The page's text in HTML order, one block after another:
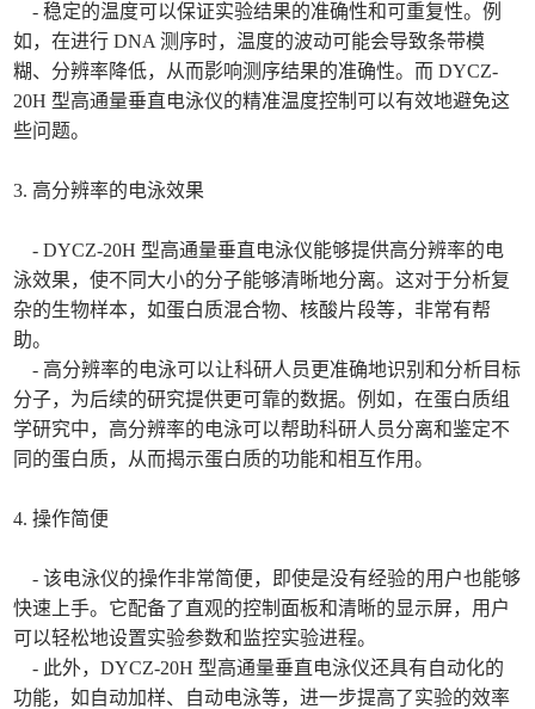
- 稳定的温度可以保证实验结果的准确性和可重复性。例
如，在进行 DNA 测序时，温度的波动可能会导致条带模
糊、分辨率降低，从而影响测序结果的准确性。而 DYCZ-
20H 型高通量垂直电泳仪的精准温度控制可以有效地避免这
些问题。
3. 高分辨率的电泳效果
- DYCZ-20H 型高通量垂直电泳仪能够提供高分辨率的电
泳效果，使不同大小的分子能够清晰地分离。这对于分析复
杂的生物样本，如蛋白质混合物、核酸片段等，非常有帮
助。
- 高分辨率的电泳可以让科研人员更准确地识别和分析目标
分子，为后续的研究提供更可靠的数据。例如，在蛋白质组
学研究中，高分辨率的电泳可以帮助科研人员分离和鉴定不
同的蛋白质，从而揭示蛋白质的功能和相互作用。
4. 操作简便
- 该电泳仪的操作非常简便，即使是没有经验的用户也能够
快速上手。它配备了直观的控制面板和清晰的显示屏，用户
可以轻松地设置实验参数和监控实验进程。
- 此外，DYCZ-20H 型高通量垂直电泳仪还具有自动化的
功能，如自动加样、自动电泳等，进一步提高了实验的效率